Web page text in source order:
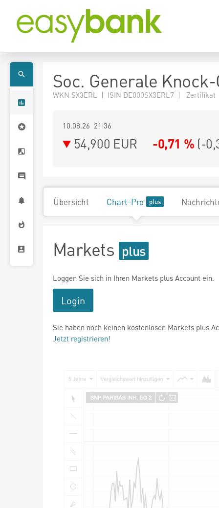
Soc. Generale Knock-
WKN SX3ERL | ISIN DE000SX3ERL7 | Zertifikat
10.08.26 21:36
54,900 EUR -0,71 % (-
Übersicht Chart-Pro
Markets
Loggen Sie sich in Ihren Markets plus Account ein.
Login
Sie haben noch keinen kostenlosen Markets plus
Jetzt registrieren!